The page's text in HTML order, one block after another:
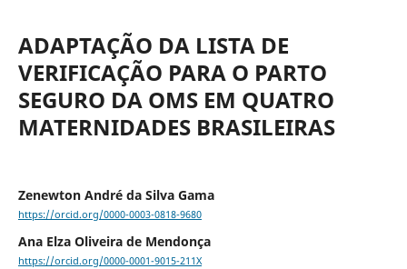
ADAPTAÇÃO DA LISTA DE
VERIFICAÇÃO PARA O PARTO
SEGURO DA OMS EM QUATRO
MATERNIDADES BRASILEIRAS
Zenewton André da Silva Gama
https://orcid.org/0000-0003-0818-9680
Ana Elza Oliveira de Mendonça
https://orcid.org/0000-0001-9015-211X